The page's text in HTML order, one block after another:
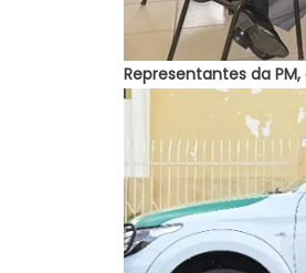
Representantes da